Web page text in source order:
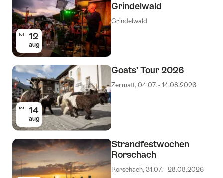
tot 12
aug
Grindelwald
Grindelwald
tot 14
aug
Goats’ Tour 2026
Zermatt, 04.07. - 14.08.2026
Strandfestwochen
Rorschach
Rorschach, 31.07. - 28.08.2026